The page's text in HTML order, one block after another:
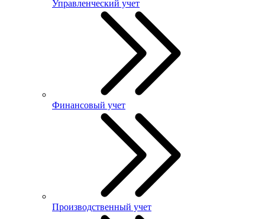
Управленческий учет
Финансовый учет
Производственный учет